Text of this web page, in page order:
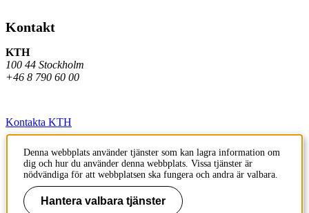
Kontakt
KTH
100 44 Stockholm
+46 8 790 60 00
Kontakta KTH
Jobba på KTH
Press och media
Faktura och betalning KTH
Denna webbplats använder tjänster som kan lagra information om
dig och hur du använder denna webbplats. Vissa tjänster är
nödvändiga för att webbplatsen ska fungera och andra är valbara.
Hantera valbara tjänster